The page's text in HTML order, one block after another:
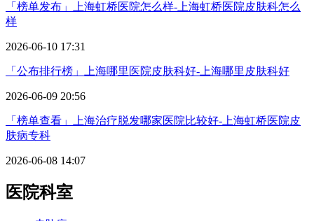
「榜单发布」上海虹桥医院怎么样-上海虹桥医院皮肤科怎么
样
2026-06-10 17:31
「公布排行榜」上海哪里医院皮肤科好-上海哪里皮肤科好
2026-06-09 20:56
「榜单查看」上海治疗脱发哪家医院比较好-上海虹桥医院皮
肤病专科
2026-06-08 14:07
医院科室